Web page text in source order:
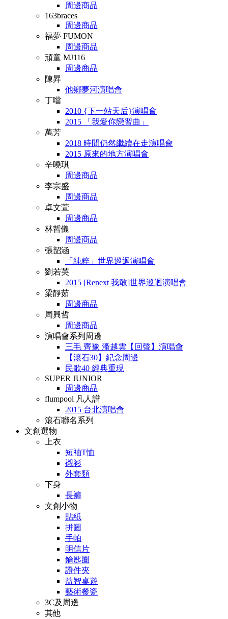
周邊商品
163braces
周邊商品
福夢 FUMON
周邊商品
頑童 MJ116
周邊商品
陳昇
他鄉夢河演唱會
丁噹
2010 {下一站天后}演唱會
2015 「我愛你戀習曲」
萬芳
2018 時間仍然繼續在走演唱會
2015 原來的地方演唱會
辛曉琪
周邊商品
李宗盛
周邊商品
卓文萱
周邊商品
林哲儀
周邊商品
張韶涵
「純粹」世界巡迴演唱會
劉若英
2015 [Renext 我敢]世界巡迴演唱會
梁靜茹
周邊商品
周興哲
周邊商品
演唱會系列周邊
三毛 齊豫 潘越雲【回聲】演唱會
【滾石30】紀念周邊
民歌40 經典重現
SUPER JUNIOR
周邊商品
flumpool 凡人譜
2015 台北演唱會
滾石聯名系列
文創選物
上衣
短袖T恤
襯衫
外套類
下身
長褲
文創小物
貼紙
拼圖
手帕
明信片
鑰匙圈
證件夾
益智桌遊
藝術餐瓷
3C及周邊
其他